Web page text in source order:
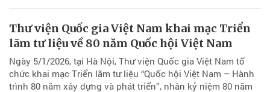
Thư viện Quốc gia Việt Nam khai mạc Triển
lãm tư liệu về 80 năm Quốc hội Việt Nam
Ngày 5/1/2026, tại Hà Nội, Thư viện Quốc gia Việt Nam tổ
chức khai mạc Triển lãm tư liệu “Quốc hội Việt Nam – Hành
trình 80 năm xây dựng và phát triển”, nhân kỷ niệm 80 năm